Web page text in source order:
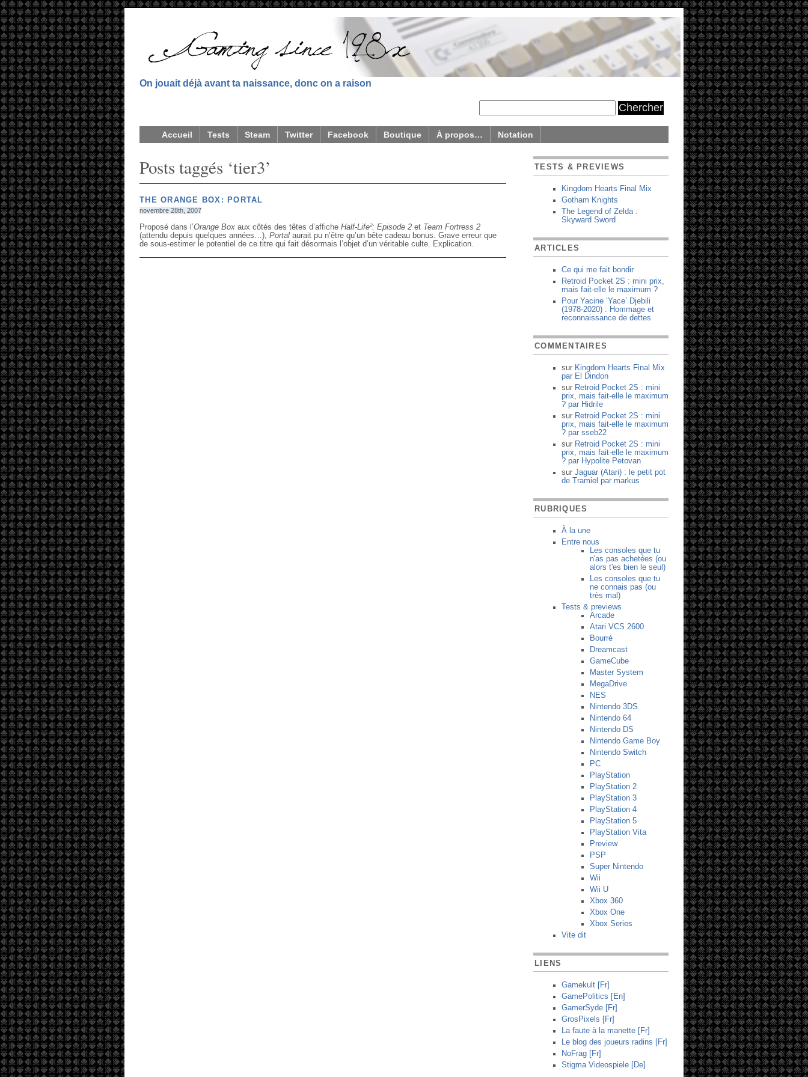
On jouait déjà avant ta naissance, donc on a raison
Accueil Tests Steam Twitter Facebook Boutique À propos… Notation
Posts taggés ‘tier3’
THE ORANGE BOX: PORTAL
novembre 28th, 2007
Proposé dans l’Orange Box aux côtés des têtes d’affiche Half-Life²: Episode 2 et Team Fortress 2
(attendu depuis quelques années…), Portal aurait pu n’être qu’un bête cadeau bonus. Grave erreur que
de sous-estimer le potentiel de ce titre qui fait désormais l’objet d’un véritable culte. Explication.
TESTS & PREVIEWS
Kingdom Hearts Final Mix
Gotham Knights
The Legend of Zelda :
Skyward Sword
ARTICLES
Ce qui me fait bondir
Retroid Pocket 2S : mini prix,
mais fait-elle le maximum ?
Pour Yacine ‘Yace’ Djebili
(1978-2020) : Hommage et
reconnaissance de dettes
COMMENTAIRES
sur Kingdom Hearts Final Mix
par El Dindon
sur Retroid Pocket 2S : mini
prix, mais fait-elle le maximum
? par Hidrile
sur Retroid Pocket 2S : mini
prix, mais fait-elle le maximum
? par sseb22
sur Retroid Pocket 2S : mini
prix, mais fait-elle le maximum
? par Hypolite Petovan
sur Jaguar (Atari) : le petit pot
de Tramiel par markus
RUBRIQUES
À la une
Entre nous
Les consoles que tu
n'as pas achetées (ou
alors t'es bien le seul)
Les consoles que tu
ne connais pas (ou
très mal)
Tests & previews
Arcade
Atari VCS 2600
Bourré
Dreamcast
GameCube
Master System
MegaDrive
NES
Nintendo 3DS
Nintendo 64
Nintendo DS
Nintendo Game Boy
Nintendo Switch
PC
PlayStation
PlayStation 2
PlayStation 3
PlayStation 4
PlayStation 5
PlayStation Vita
Preview
PSP
Super Nintendo
Wii
Wii U
Xbox 360
Xbox One
Xbox Series
Vite dit
LIENS
Gamekult [Fr]
GamePolitics [En]
GamerSyde [Fr]
GrosPixels [Fr]
La faute à la manette [Fr]
Le blog des joueurs radins [Fr]
NoFrag [Fr]
Stigma Videospiele [De]